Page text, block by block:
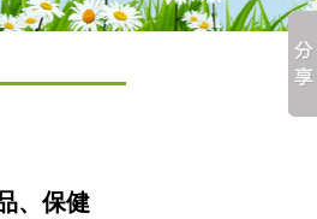
、保健